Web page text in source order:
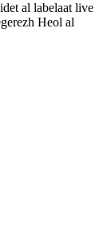
al labelaat live
Heol al